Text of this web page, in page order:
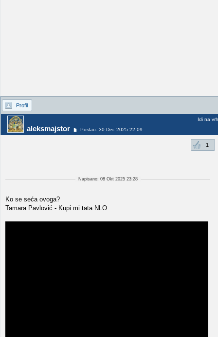
Profil
aleksmajstor Poslao: 30 Dec 2025 22:09
Idi na vrh
1
Napisano: 08 Okt 2025 23:28
Ko se seća ovoga?
Tamara Pavlović - Kupi mi tata NLO